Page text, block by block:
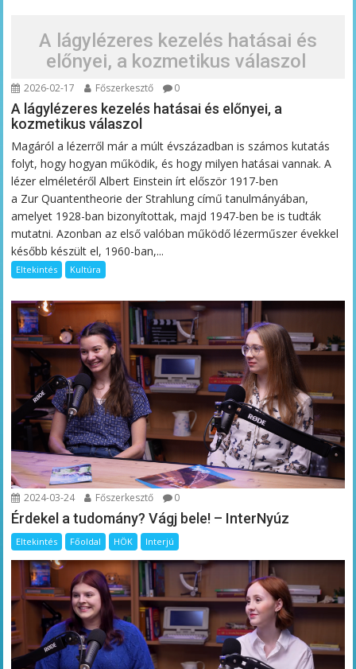
A lágylézeres kezelés hatásai és
előnyei, a kozmetikus válaszol
2026-02-17 Főszerkesztő 0
A lágylézeres kezelés hatásai és előnyei, a
kozmetikus válaszol
Magáról a lézerről már a múlt évszázadban is számos kutatás
folyt, hogy hogyan működik, és hogy milyen hatásai vannak. A
lézer elméletéről Albert Einstein írt először 1917-ben
a Zur Quantentheorie der Strahlung című tanulmányában,
amelyet 1928-ban bizonyítottak, majd 1947-ben be is tudták
mutatni. Azonban az első valóban működő lézerműszer évekkel
később készült el, 1960-ban,...
Eltekintés Kultúra
2024-03-24 Főszerkesztő 0
Érdekel a tudomány? Vágj bele! – InterNyúz
Eltekintés Főoldal HÖK Interjú